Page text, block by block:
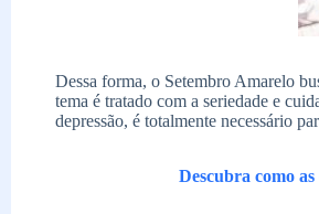
Dessa forma, o Setembro Amarelo
tema é tratado com a seriedade e
depressão, é totalmente necessário
Descubra como